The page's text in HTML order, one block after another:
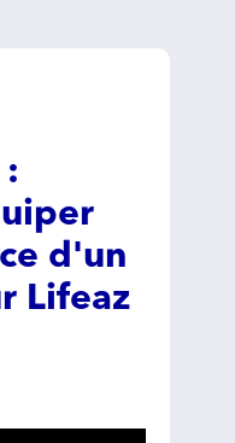
d'un
Lifeaz